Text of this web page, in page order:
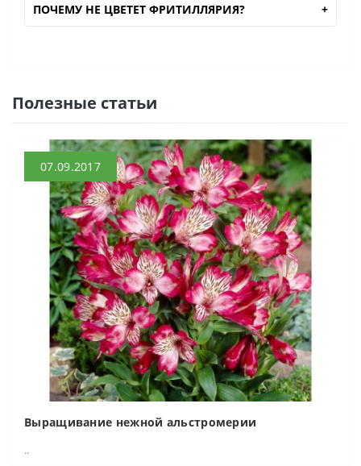
ПОЧЕМУ НЕ ЦВЕТЕТ ФРИТИЛЛЯРИЯ?
Полезные статьи
07.09.2017
Выращивание нежной альстромерии
..